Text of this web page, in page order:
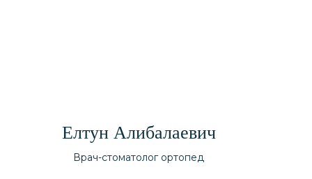
Елтун Алибалаевич
Врач-стоматолог ортопед